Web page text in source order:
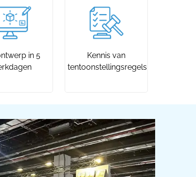
in 5
Kennis van
tentoonstellingsregels